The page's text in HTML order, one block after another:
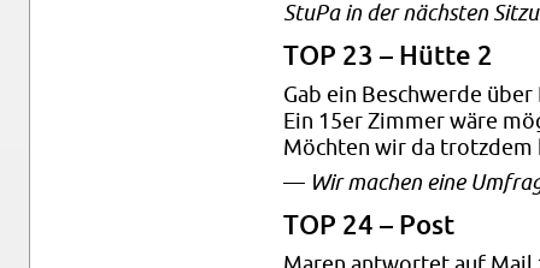
StuPa in der nächs­ten
TOP 23 – Hütte 2
Gab ein Be­schwer­de
Ein 15er Zim­mer wäre
Möch­ten wir da trotz­dem
— Wir ma­chen eine
TOP 24 – Post